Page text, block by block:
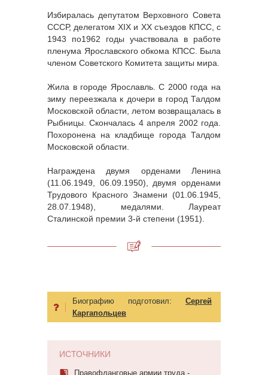
Избиралась депутатом Верховного Совета
СССР, делегатом XIX и XX съездов КПСС, с
1943 по1962 годы участвовала в работе
пленума Ярославского обкома КПСС. Была
членом Советского Комитета защиты мира.
Жила в городе Ярославль. С 2000 года на
зиму переезжала к дочери в город Талдом
Московской области, летом возвращалась в
Рыбницы. Скончалась 4 апреля 2002 года.
Похоронена на кладбище города Талдом
Московской области.
Награждена двумя орденами Ленина
(11.06.1949, 06.09.1950), двумя орденами
Трудового Красного Знамени (01.06.1945,
28.07.1948), медалями. Лауреат
Сталинской премии 3-й степени (1951).
Биографию подготовил: Сергей
Каргапольцев
ИСТОЧНИКИ
Правофланговые армии труда -